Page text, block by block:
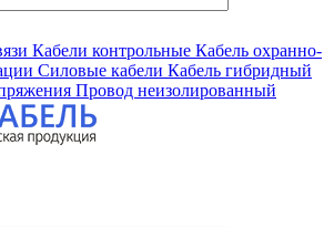
Кабели контрольные Кабель охранно-
Силовые кабели Кабель гибридный
Провод неизолированный